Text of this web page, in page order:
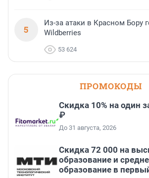
5
Из-за атаки в Красном Бору
Wildberries
53 624
ПРОМОКОДЫ
Скидка 10% на один
₽
До 31 августа, 2026
Скидка 72 000 на
образование и
образование в